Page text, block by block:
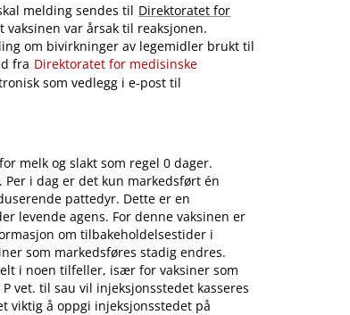
melding sendes til Direktoratet for
vaksinen var årsak til reaksjonen.
om bivirkninger av legemidler brukt til
fra Direktoratet for medisinske
som vedlegg i e-post til
melk og slakt som regel 0 dager.
i dag er det kun markedsført én
pattedyr. Dette er en
levende agens. For denne vaksinen er
om tilbakeholdelsestider i
som markedsføres stadig endres.
i noen tilfeller, især for vaksiner som
vet. til sau vil injeksjonsstedet kasseres
viktig å oppgi injeksjonsstedet på